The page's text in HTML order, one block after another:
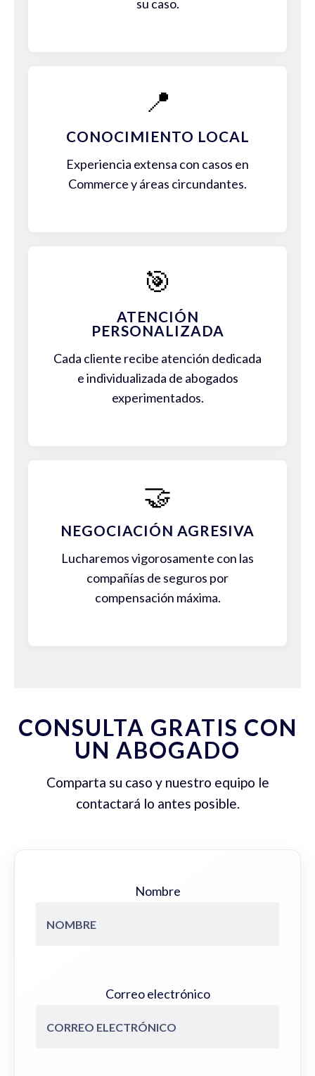
su caso.
📍
CONOCIMIENTO LOCAL
Experiencia extensa con casos en
Commerce y áreas circundantes.
🎯
ATENCIÓN
PERSONALIZADA
Cada cliente recibe atención dedicada
e individualizada de abogados
experimentados.
🤝
NEGOCIACIÓN AGRESIVA
Lucharemos vigorosamente con las
compañías de seguros por
compensación máxima.
CONSULTA GRATIS CON
UN ABOGADO
Comparta su caso y nuestro equipo le
contactará lo antes posible.
Nombre
Correo electrónico